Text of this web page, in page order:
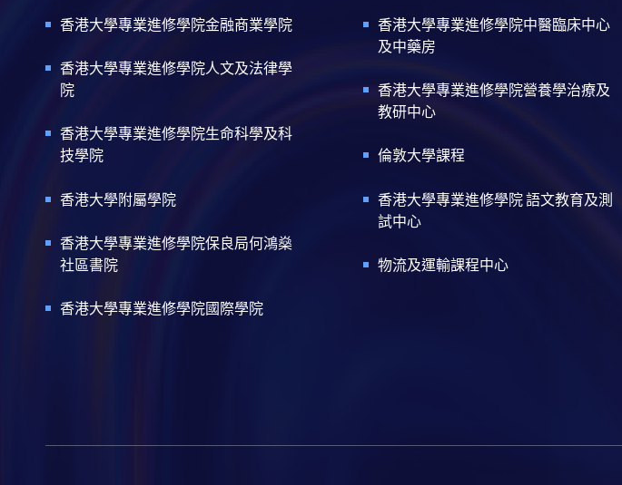
香港大學專業進修學院金融商業學院
香港大學專業進修學院人文及法律學
院
香港大學專業進修學院生命科學及科
技學院
香港大學附屬學院
香港大學專業進修學院保良局何鴻燊
社區書院
香港大學專業進修學院國際學院
香港大學專業進修學院中醫臨床中心
及中藥房
香港大學專業進修學院營養學治療及
教研中心
倫敦大學課程
香港大學專業進修學院 語文教育及測
試中心
物流及運輸課程中心